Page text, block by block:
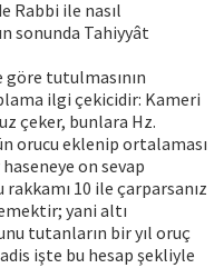
Rabbi ile nasıl
sonunda Tahiyyât
göre tutulmasının
ilgi çekicidir: Kameri
çeker, bunlara Hz.
orucu eklenip ortalaması
haseneye on sevap
10 ile çarparsanız
yani altı
tutanların bir yıl oruç
işte bu hesap şekliyle